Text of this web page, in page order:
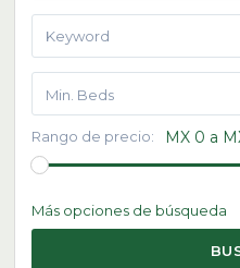
Min. Beds
Rango de precio: MX 0 a
Más opciones de búsqueda